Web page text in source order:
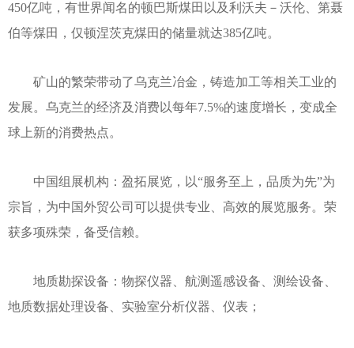
450亿吨，有世界闻名的顿巴斯煤田以及利沃夫－沃伦、第聂
伯等煤田，仅顿涅茨克煤田的储量就达385亿吨。
矿山的繁荣带动了乌克兰冶金，铸造加工等相关工业的
发展。乌克兰的经济及消费以每年7.5%的速度增长，变成全
球上新的消费热点。
中国组展机构：盈拓展览，以“服务至上，品质为先”为
宗旨，为中国外贸公司可以提供专业、高效的展览服务。荣
获多项殊荣，备受信赖。
地质勘探设备：物探仪器、航测遥感设备、测绘设备、
地质数据处理设备、实验室分析仪器、仪表；